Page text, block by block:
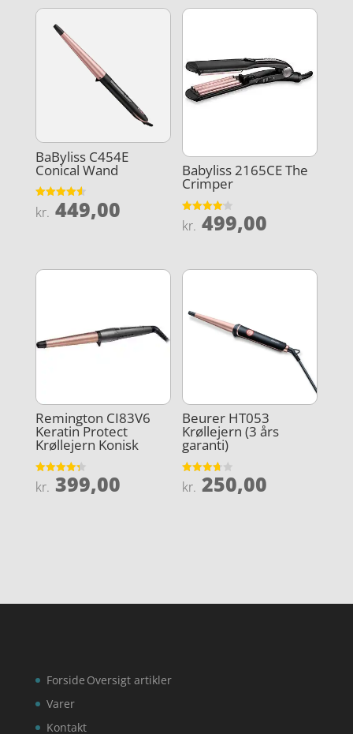
BaByliss C454E
Conical Wand
Vurderet
4.6
kr. 449,00
Babyliss 2165CE The
Crimper
Vurderet
4.1
kr. 499,00
Remington CI83V6
Keratin Protect
Krøllejern Konisk
Vurderet
4.3
kr. 399,00
Beurer HT053
Krøllejern (3 års
garanti)
Vurderet
3.7
kr. 250,00
Forside
Varer
Kontakt
Oversigt artikler